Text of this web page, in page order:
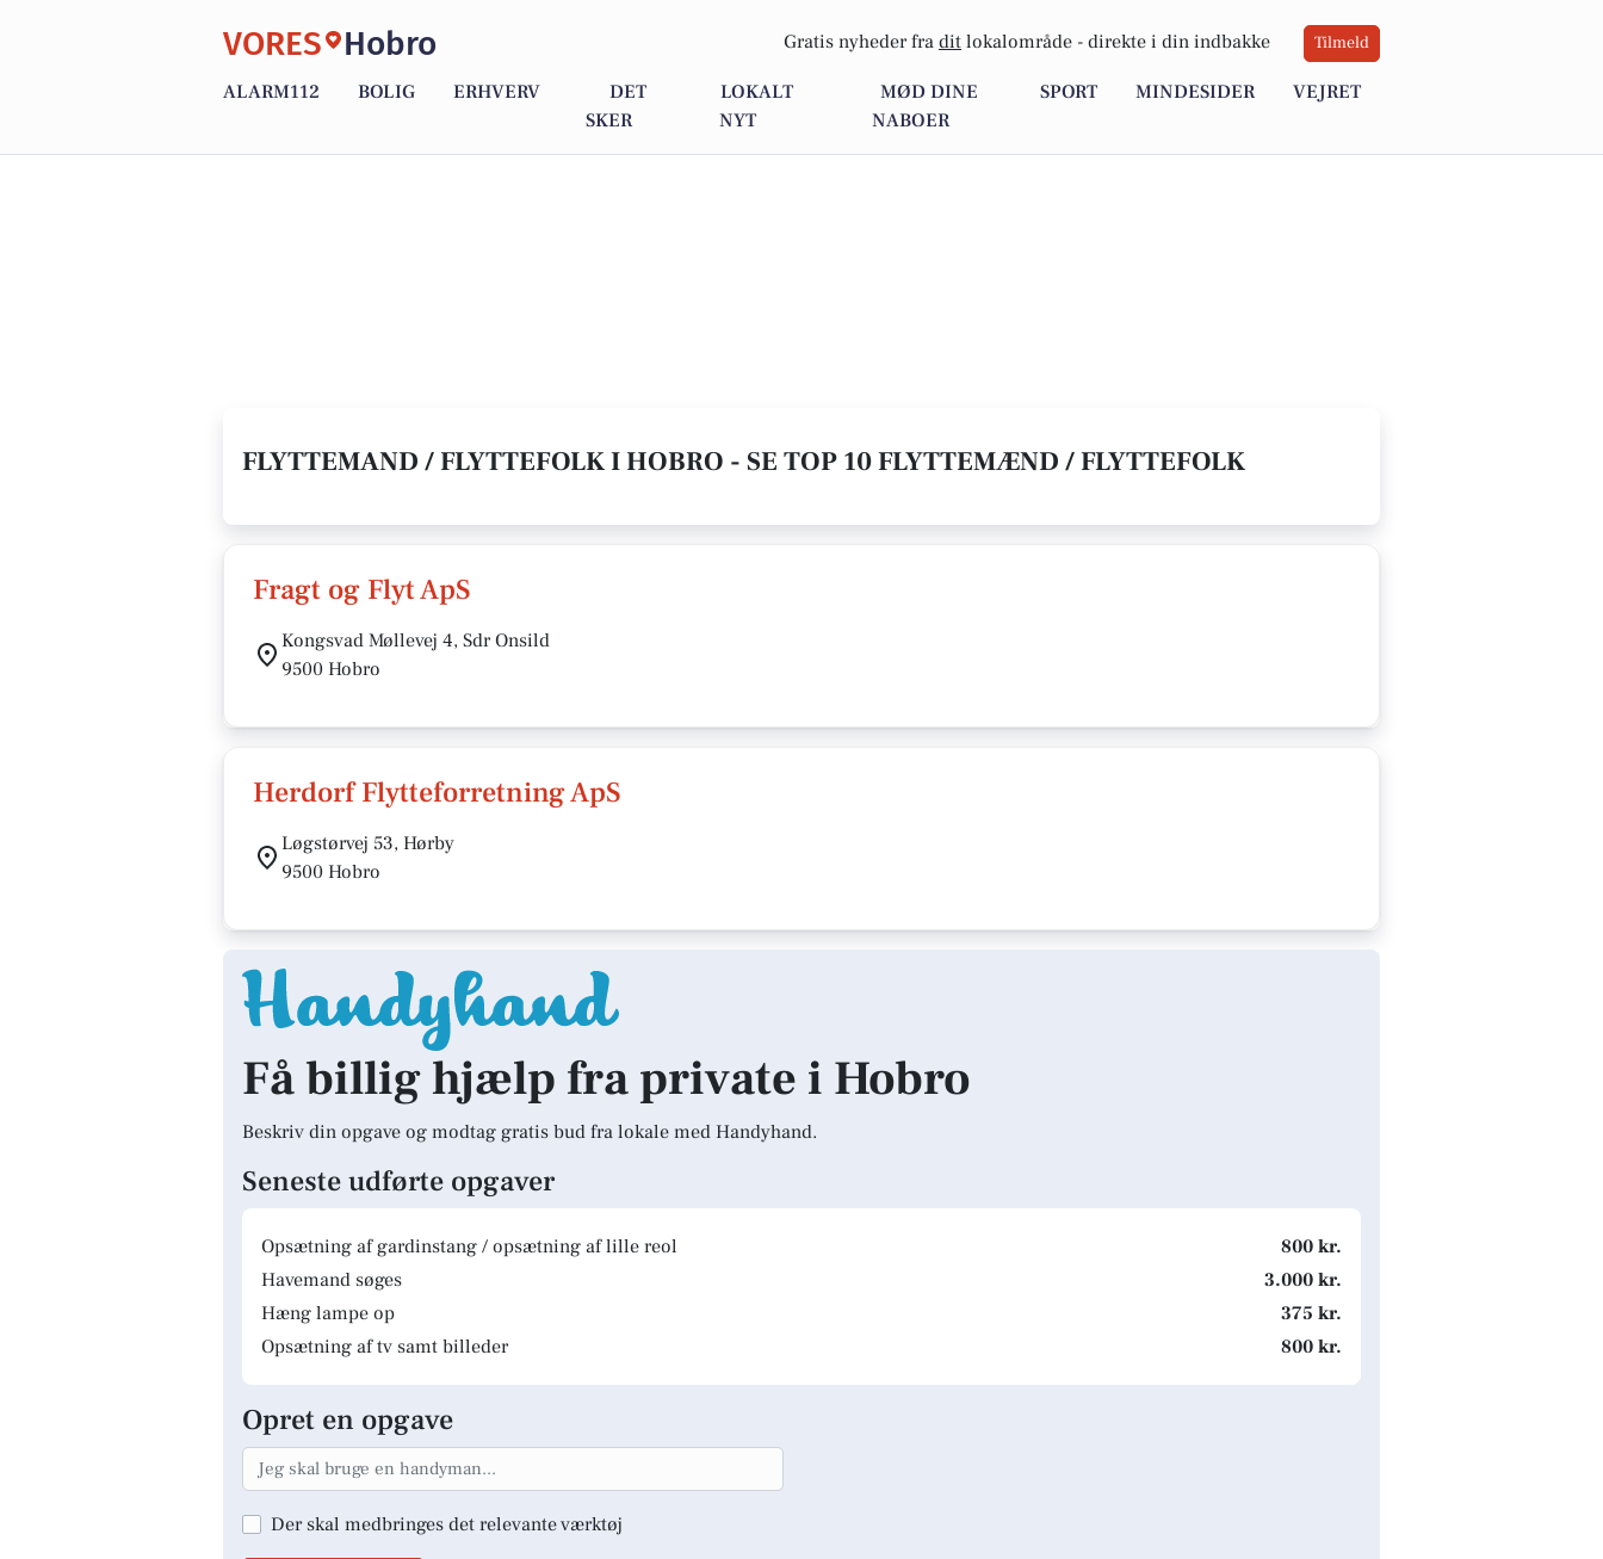
VORES Hobro Gratis nyheder fra dit lokalområde - direkte i din indbakke Tilmeld
ALARM112 BOLIG ERHVERV
DET
SKER
LOKALT
NYT
MØD DINE
NABOER
SPORT MINDESIDER VEJRET
FLYTTEMAND / FLYTTEFOLK I HOBRO - SE TOP 10 FLYTTEMÆND / FLYTTEFOLK
Fragt og Flyt ApS
Kongsvad Møllevej 4, Sdr Onsild
9500 Hobro
Herdorf Flytteforretning ApS
Løgstørvej 53, Hørby
9500 Hobro
Få billig hjælp fra private i Hobro
Beskriv din opgave og modtag gratis bud fra lokale med Handyhand.
Seneste udførte opgaver
Opsætning af gardinstang / opsætning af lille reol
800 kr.
Havemand søges
3.000 kr.
Hæng lampe op
375 kr.
Opsætning af tv samt billeder
800 kr.
Opret en opgave
Der skal medbringes det relevante værktøj